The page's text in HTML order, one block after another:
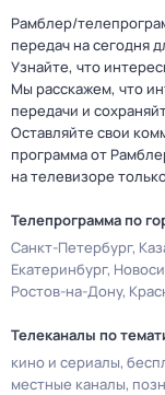
Рамблер/
передач на сегодня
Узнайте, что
Мы расскажем, что
передачи и
Оставляйте свои
программа от
на телевизоре
Телепрограмма по
Санкт-Петербург
Екатеринбург
Ростов-на-Дону
Телеканалы по
кино и сериалы
местные каналы